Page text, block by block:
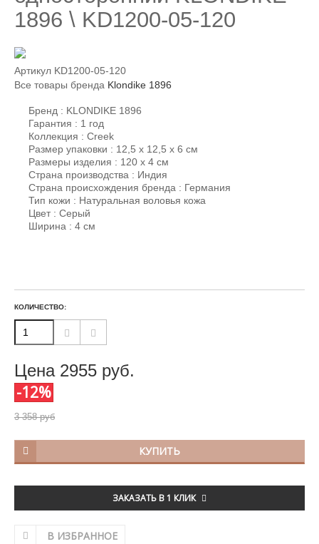
1896 \ KD1200-05-120
Артикул KD1200-05-120
Все товары бренда Klondike 1896
Бренд : KLONDIKE 1896
Гарантия : 1 год
Коллекция : Creek
Размер упаковки : 12,5 х 12,5 х 6 см
Размеры изделия : 120 х 4 см
Страна производства : Индия
Страна происхождения бренда : Германия
Тип кожи : Натуральная воловья кожа
Цвет : Серый
Ширина : 4 см
КОЛИЧЕСТВО:
Цена 2955 руб.
-12%
3 358 руб
КУПИТЬ
ЗАКАЗАТЬ В 1 КЛИК
В ИЗБРАННОЕ